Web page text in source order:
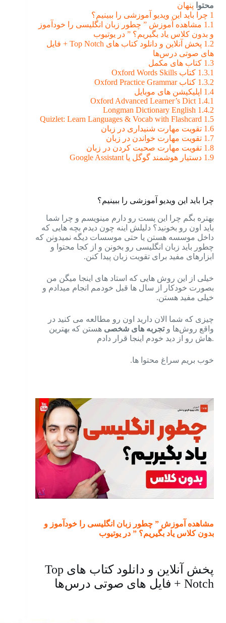
محتوا پنهان
1 چرا باید این ویدیو آموزشی را ببینیم؟
1.1 مشاهده آموزش ” چطور زبان انگلیسی را خودآموز
و بدون کلاس یاد بگیریم؟ ” در یوتیوب
1.2
پخش آنلاین و دانلود کتاب های Top Notch + فایل
های صوتی درس‌ها
1.3 کتاب های مکمل
1.3.1 کتاب Oxford Words Skills
1.3.2 کتاب Oxford Practice Grammar
1.4 اپلیکیشن های موبایل
1.4.1
Oxford Advanced Learner’s Dict
1.4.2
Longman Dictionary English
1.5
Quizlet: Learn Languages & Vocab with Flashcard
1.6 تقویت مهارت شنیداری در زبان
1.7 تقویت مهارت خواندن در زبان
1.8 تقویت مهارت صحبت کردن در زبان
1.9 دستیار هوشمند گوگل یا Google Assistant
چرا باید این ویدیو آموزشی را ببینیم؟
بهتره بگم چرا این پست رو دارم مینویسم و چرا شما
باید اون رو بخونید؟ دلیلش اینه چون دیدم بچه هایی که
داخل موسسه هستن یا حتی موسسات دیگه نمیدونن که
چطور باید زبان انگلیسی رو بخونن و از کجا محتوا و
ابزارهای مفید برای تقویت زبان پیدا کنن.
خیلی از این روش هایی که استاد های اینجا میگن من
بصورت خودکار از سال ها قبل خودمم انجام میدادم و
خیلی مفید هستن.
چیزی که شما الان دارید اون رو مطالعه می کنید در
واقع روش‌ها وتجربه های شخصی هستن که بهترین
هاش رو از دید خودم اینجا قرار دادم.
خوب بریم سراغ محتوا ها.
مشاهده آموزش ” چطور زبان انگلیسی را خودآموز و
بدون کلاس یاد بگیریم؟ ” در یوتیوب
پخش آنلاین و دانلود کتاب های Top
Notch + فایل های صوتی درس‌ها